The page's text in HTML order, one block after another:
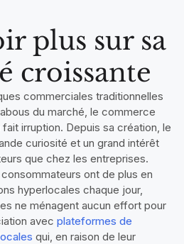
plus sur sa
croissante
commerciales traditionnelles
du marché, le commerce
irruption. Depuis sa création, le
curiosité et un grand intérêt
que chez les entreprises.
ont de plus en
hyperlocales chaque jour,
ne ménagent aucun effort pour
avec plateformes de
qui, en raison de leur